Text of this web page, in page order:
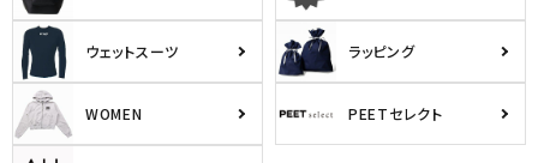
ウェットスーツ ラッピング
WOMEN PEETセレクト